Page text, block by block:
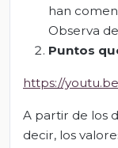
han
Observa
Puntos
https://
A partir de los
decir, los